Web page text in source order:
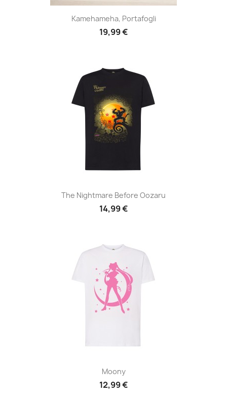
Kamehameha, Portafogli
19,99 €
The Nightmare Before Oozaru
14,99 €
Moony
12,99 €